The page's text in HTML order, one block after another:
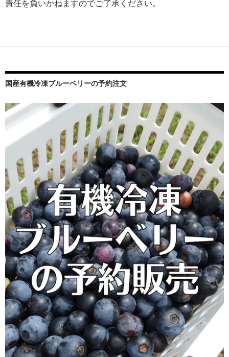
責任を負いかねますのでご了承ください。
国産有機冷凍ブルーベリーの予約注文